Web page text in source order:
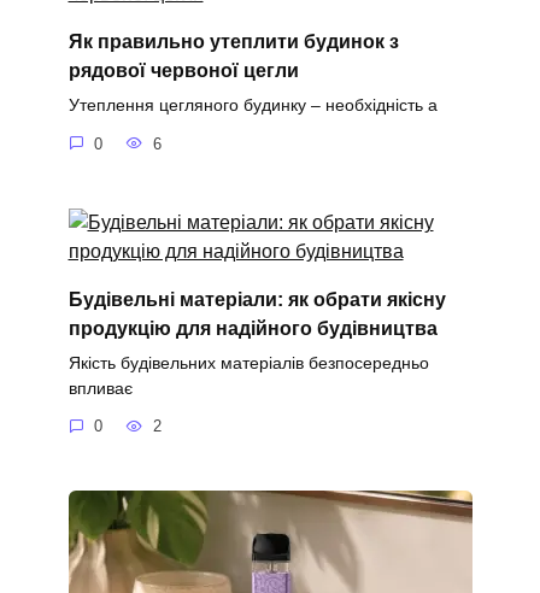
Як правильно утеплити будинок з
рядової червоної цегли
Утеплення цегляного будинку – необхідність а
0 6
Будівельні матеріали: як обрати якісну
продукцію для надійного будівництва
Якість будівельних матеріалів безпосередньо
впливає
0 2